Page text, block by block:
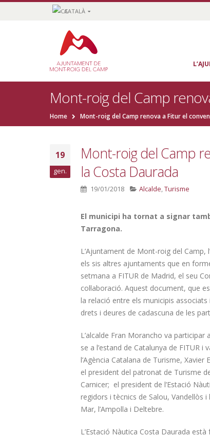
CATALÀ
Mont-roig del Camp
Home Mont-roig del Camp renova a Fitur el
19
gen.
Mont-roig del Camp
la Costa Daurada
19/01/2018 Alcalde,Turisme
El municipi ha tornat a signar
Tarragona.
L’Ajuntament de Mont-roig del Camp,
els sis altres ajuntaments que en
setmana a FITUR de Madrid, el seu
col·laboració. Aquest document, que
la relació entre els municipis associats
drets i deures de cadascuna de les
L’alcalde Fran Morancho va participar
se a l’estand de Catalunya de FITUR
l’Agència Catalana de Turisme,
el president del patronat de Turisme
Carnicer; el president de l’Estació
regidors i tècnics de Salou, Vandellòs i
Mar, l’Ampolla i Deltebre.
L’Estació Nàutica Costa Daurada